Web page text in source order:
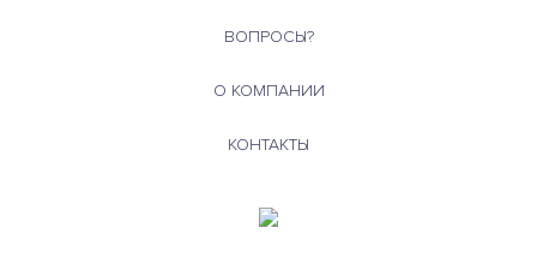
ВОПРОСЫ?
О КОМПАНИИ
КОНТАКТЫ